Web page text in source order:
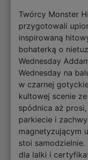
Twórcy Monster
przygotowali
inspirowaną
bohaterką o
Wednesday
Wednesday na
w czarnej
kultowej scenie
spódnica aż
parkiecie i
magnetyzującym
stoi
dla lalki i